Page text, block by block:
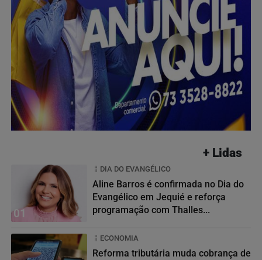
+ Lidas
01
DIA DO EVANGÉLICO
Aline Barros é confirmada no Dia do
Evangélico em Jequié e reforça
programação com Thalles...
ECONOMIA
Reforma tributária muda cobrança de